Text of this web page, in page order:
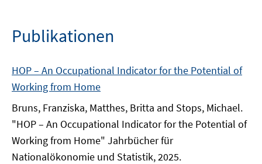
Publikationen
HOP – An Occupational Indicator for the Potential of
Working from Home
Bruns, Franziska, Matthes, Britta and Stops, Michael.
"HOP – An Occupational Indicator for the Potential of
Working from Home" Jahrbücher für
Nationalökonomie und Statistik, 2025.